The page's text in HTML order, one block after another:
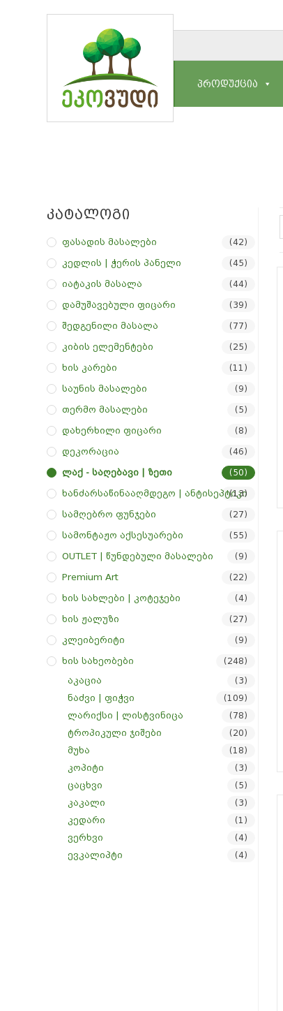
ᲞᲠᲝᲓᲣᲥᲪᲘᲐ
Კატალოგი
Ფასადის Მასალები (42)
Კედლის | Ჭერის Პანელი (45)
Იატაკის Მასალა (44)
Დამუშავებული Ფიცარი (39)
Შედგენილი Მასალა (77)
Კიბის Ელემენტები (25)
Ხის Კარები (11)
Საუნის Მასალები (9)
Თერმო Მასალები (5)
Დახერხილი Ფიცარი (8)
Დეკორაცია (46)
Ლაქ - Საღებავი | Ზეთი (50)
Ხანძარსაწინააღმდეგო | Ანტისეპტიკი
(13)
Სამღებრო Ფუნჯები (27)
Სამონტაჟო Აქსესუარები (55)
OUTLET | Წუნდებული Მასალები (9)
Premium Art (22)
Ხის Სახლები | Კოტეჯები (4)
Ხის Ჟალუზი (27)
Კლეიბერიტი (9)
Ხის Სახეობები (248)
აკაცია (3)
ნაძვი | ფიჭვი (109)
ლარიქსი | ლისტვინიცა (78)
ტროპიკული ჯიშები (20)
მუხა (18)
კოპიტი (3)
ცაცხვი (5)
კაკალი (3)
კედარი (1)
ვერხვი (4)
ევკალიპტი (4)